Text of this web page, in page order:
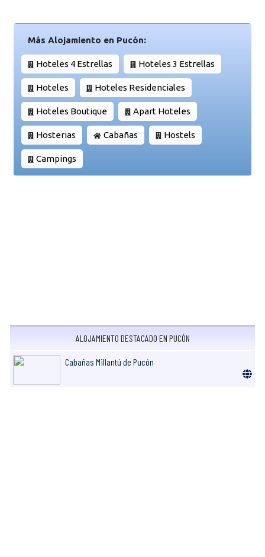
Más Alojamiento en Pucón:
Hoteles 4 Estrellas Hoteles 3 Estrellas
Hoteles Hoteles Residenciales
Hoteles Boutique Apart Hoteles
Hosterias Cabañas Hostels
Campings
ALOJAMIENTO DESTACADO EN PUCÓN
Cabañas Millantú de Pucón